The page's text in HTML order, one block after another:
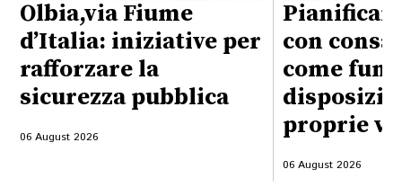
Olbia,via Fiume
d’Italia: iniziative per
rafforzare la
sicurezza pubblica
06 August 2026
con
come
proprie
06 August 2026